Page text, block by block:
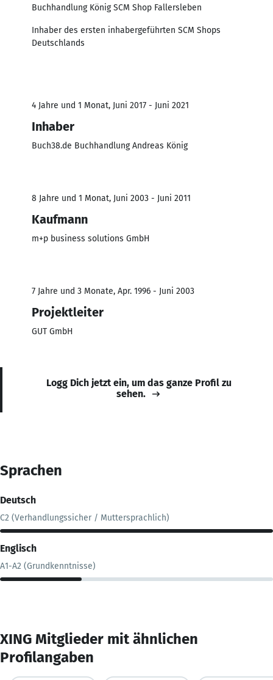
Buchhandlung König SCM Shop Fallersleben
Inhaber des ersten inhabergeführten SCM Shops
Deutschlands
4 Jahre und 1 Monat, Juni 2017 - Juni 2021
Inhaber
Buch38.de Buchhandlung Andreas König
8 Jahre und 1 Monat, Juni 2003 - Juni 2011
Kaufmann
m+p business solutions GmbH
7 Jahre und 3 Monate, Apr. 1996 - Juni 2003
Projektleiter
GUT GmbH
Logg Dich jetzt ein, um das ganze Profil zu
sehen.
Sprachen
Deutsch
C2 (Verhandlungssicher / Muttersprachlich)
Englisch
A1-A2 (Grundkenntnisse)
XING Mitglieder mit ähnlichen
Profilangaben